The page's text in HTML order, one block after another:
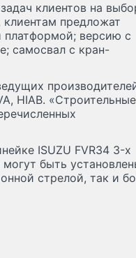
клиентов на
клиентам предложат
платформой; версию с
самосвал с кран-
HIAB. «Строительные
ISUZU FVR34 3-х
быть
стрелой, так и